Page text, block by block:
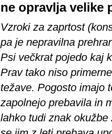
ne opravlja velike
Vzroki za zaprtost
pa je nepravilna
Psi večkrat pojedo kaj
Prav tako niso
težave. Pogosto imajo
zapolnejo prebavila in
lahko tudi znak